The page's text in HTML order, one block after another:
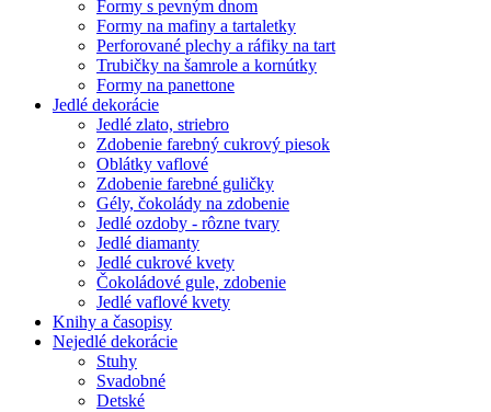
Formy s pevným dnom
Formy na mafiny a tartaletky
Perforované plechy a ráfiky na tart
Trubičky na šamrole a kornútky
Formy na panettone
Jedlé dekorácie
Jedlé zlato, striebro
Zdobenie farebný cukrový piesok
Oblátky vaflové
Zdobenie farebné guličky
Gély, čokolády na zdobenie
Jedlé ozdoby - rôzne tvary
Jedlé diamanty
Jedlé cukrové kvety
Čokoládové gule, zdobenie
Jedlé vaflové kvety
Knihy a časopisy
Nejedlé dekorácie
Stuhy
Svadobné
Detské